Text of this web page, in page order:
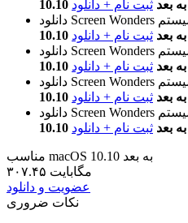
10.10 به بعد ثبت نام + دانلود
دانلود Screen Wonders
10.10 به بعد ثبت نام + دانلود
دانلود Screen Wonders
10.10 به بعد ثبت نام + دانلود
دانلود Screen Wonders
10.10 به بعد ثبت نام + دانلود
دانلود Screen Wonders
10.10 به بعد ثبت نام + دانلود
مناسب macOS 10.10 به بعد
۳۰۷.۴۵ مگابایت
عضویت و دانلود
نکات ضروری